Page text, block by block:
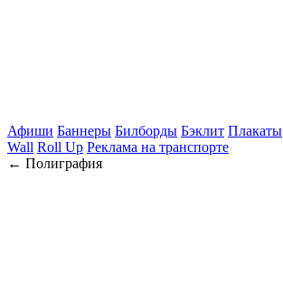
Афиши Баннеры Билборды Бэклит Плакаты
Wall Roll Up Реклама на транспорте
← Полиграфия